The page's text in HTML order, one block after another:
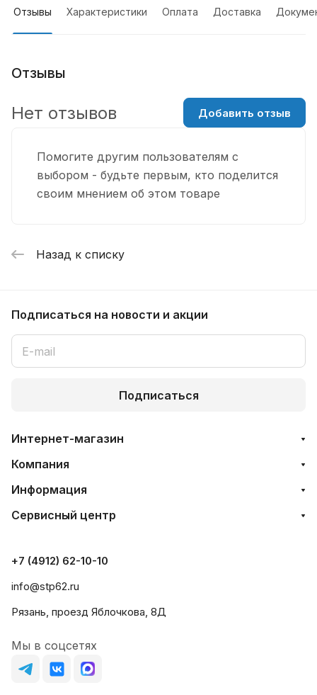
Отзывы Характеристики Оплата Доставка
Отзывы
Помогите другим пользователям с
выбором - будьте первым, кто поделится
своим мнением об этом товаре
Нет отзывов Добавить отзыв
Назад к списку
Подписаться на новости и акции
Подписаться
Интернет-магазин
Компания
Информация
Сервисный центр
+7 (4912) 62-10-10
info@stp62.ru
Рязань, проезд Яблочкова, 8Д
Мы в соцсетях